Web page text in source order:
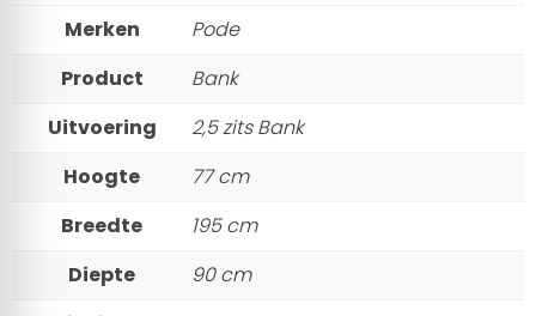
Merken
Pode
Product
Bank
Uitvoering
2,5 zits Bank
Hoogte
77 cm
Breedte
195 cm
Diepte
90 cm